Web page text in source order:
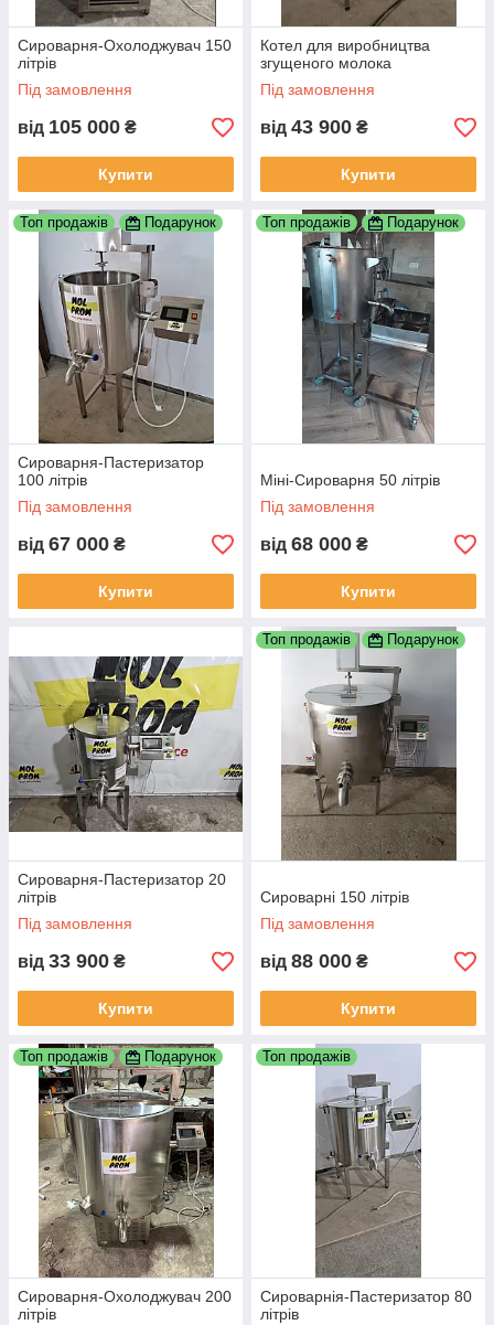
Сироварня-Охолоджувач 150
літрів
Під замовлення
від 105 000 ₴
Купити
Котел для виробництва
згущеного молока
Під замовлення
від 43 900 ₴
Купити
Топ продажів Подарунок
Сироварня-Пастеризатор
100 літрів
Під замовлення
від 67 000 ₴
Купити
Топ продажів Подарунок
Міні-Сироварня 50 літрів
Під замовлення
від 68 000 ₴
Купити
Сироварня-Пастеризатор 20
літрів
Під замовлення
від 33 900 ₴
Купити
Топ продажів Подарунок
Сироварні 150 літрів
Під замовлення
від 88 000 ₴
Купити
Топ продажів Подарунок
Сироварня-Охолоджувач 200
літрів
Топ продажів
Сироварнія-Пастеризатор 80
літрів